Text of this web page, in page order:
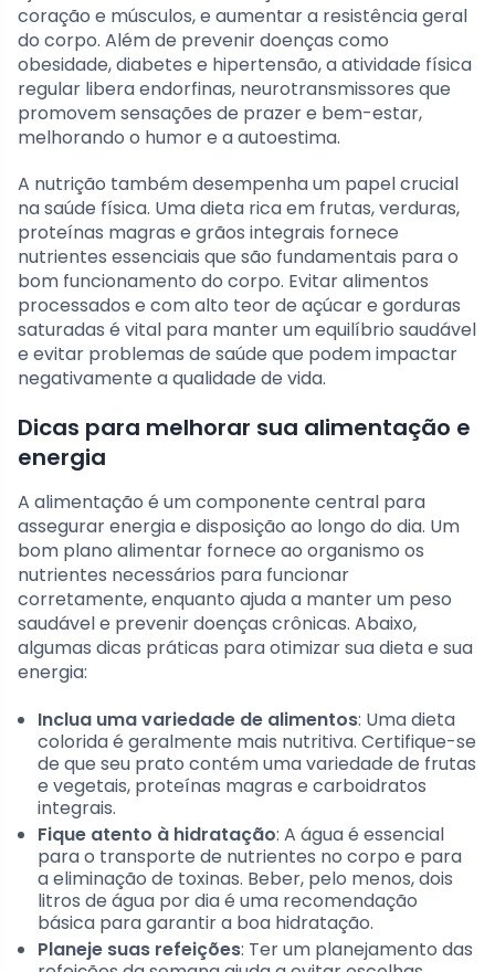
coração e músculos, e aumentar a resistência geral
do corpo. Além de prevenir doenças como
obesidade, diabetes e hipertensão, a atividade física
regular libera endorfinas, neurotransmissores que
promovem sensações de prazer e bem-estar,
melhorando o humor e a autoestima.
A nutrição também desempenha um papel crucial
na saúde física. Uma dieta rica em frutas, verduras,
proteínas magras e grãos integrais fornece
nutrientes essenciais que são fundamentais para o
bom funcionamento do corpo. Evitar alimentos
processados e com alto teor de açúcar e gorduras
saturadas é vital para manter um equilíbrio saudável
e evitar problemas de saúde que podem impactar
negativamente a qualidade de vida.
Dicas para melhorar sua alimentação e
energia
A alimentação é um componente central para
assegurar energia e disposição ao longo do dia. Um
bom plano alimentar fornece ao organismo os
nutrientes necessários para funcionar
corretamente, enquanto ajuda a manter um peso
saudável e prevenir doenças crônicas. Abaixo,
algumas dicas práticas para otimizar sua dieta e sua
energia:
Inclua uma variedade de alimentos: Uma dieta
colorida é geralmente mais nutritiva. Certifique-se
de que seu prato contém uma variedade de frutas
e vegetais, proteínas magras e carboidratos
integrais.
Fique atento à hidratação: A água é essencial
para o transporte de nutrientes no corpo e para
a eliminação de toxinas. Beber, pelo menos, dois
litros de água por dia é uma recomendação
básica para garantir a boa hidratação.
Planeje suas refeições: Ter um planejamento das